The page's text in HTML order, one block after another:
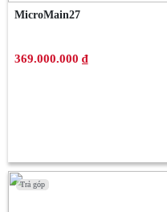
MicroMain27
369.000.000 ₫
Trả góp
Trả góp